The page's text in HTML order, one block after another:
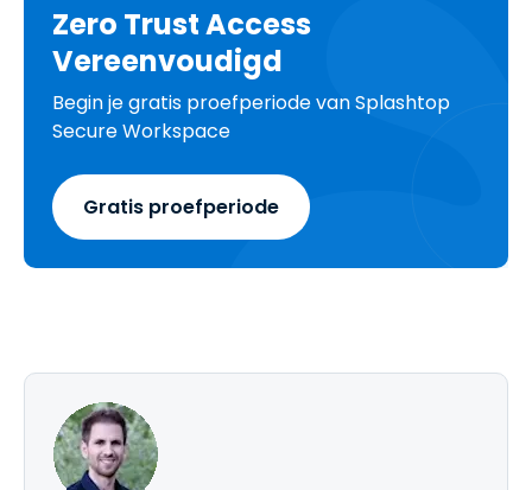
Zero Trust Access
Vereenvoudigd
Begin je gratis proefperiode van Splashtop
Secure Workspace
Gratis proefperiode